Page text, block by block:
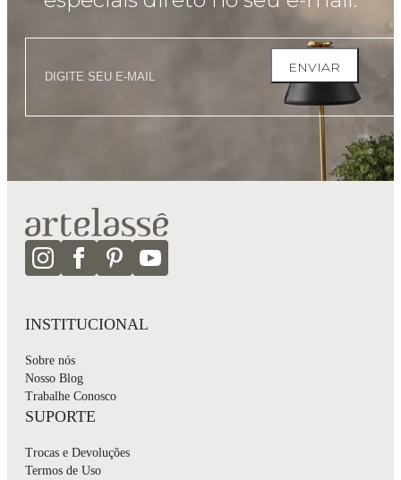
ENVIAR
INSTITUCIONAL
Sobre nós
Nosso Blog
Trabalhe Conosco
SUPORTE
Trocas e Devoluções
Termos de Uso